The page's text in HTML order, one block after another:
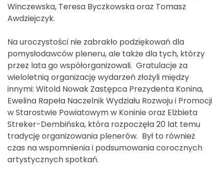
Winczewska, Teresa Byczkowska oraz Tomasz
Awdziejczyk.
Na uroczystości nie zabrakło podziękowań dla
pomysłodawców pleneru, ale także dla tych, którzy
przez lata go współorganizowali. Gratulacje za
wieloletnią organizację wydarzeń złożyli między
innymi: Witold Nowak Zastępca Prezydenta Konina,
Ewelina Rapeła Naczelnik Wydziału Rozwoju i Promocji
w Starostwie Powiatowym w Koninie oraz Elżbieta
Streker-Dembińska, która rozpoczęła 20 lat temu
tradycję organizowania plenerów. Był to również
czas na wspomnienia i podsumowania corocznych
artystycznych spotkań.